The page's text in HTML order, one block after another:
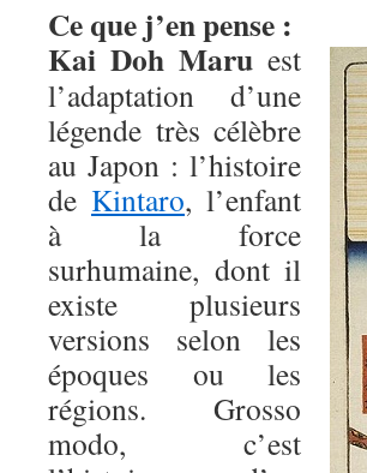
Ce que j’en pense :
Kai Doh Maru est
l’adaptation d’une
légende très célèbre
au Japon : l’histoire
de Kintaro, l’enfant
à la force
surhumaine, dont il
existe plusieurs
versions selon les
époques ou les
régions. Grosso
modo, c’est